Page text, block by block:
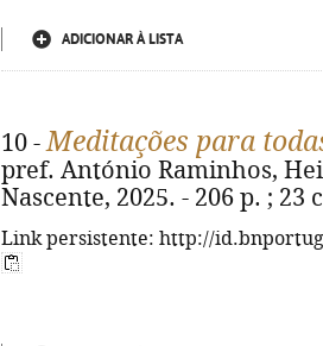
ADICIONAR À LISTA
10 -Meditações para
pref. António Raminhos,
Nascente, 2025. - 206 p. ; 23
Link persistente: http://